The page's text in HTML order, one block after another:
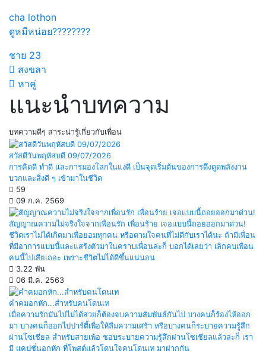
cha lothon
ดูหมีหน่อย????????
ชาย 23
สงขลา
หาคู่
แนะนำบทความ
บทความดีๆ สาระน่ารู้เกี่ยวกับเพื่อน
สวัสดีวันพฤหัสบดี 09/07/2026
การคิดดี ทำดี และการมองโลกในแง่ดี เป็นจุดเริ่มต้นของการดึงดูดพลังงาน
บวกและสิ่งดี ๆ เข้ามาในชีวิต
59
09 ก.ค. 2569
สัญญาณความไม่จริงใจจากเพื่อนรัก เพื่อนร้าย เจอแบบนี้ถอยออกมาด่วน!
ชีวิตเราไม่ได้เกิดมาเพื่อยอมทุกคน หรือตามใจคนที่ไม่ดีกับเราได้นะ ถ้ามีเพื่อน
ที่มีอาการแบบนี้และแสร้งตัวมาในคราบเพื่อนล่ะก็ บอกได้เลยว่า เลิกคบเพื่อน
คนนี้ไปเสียเถอะ เพราะชีวิตไม่ได้ดีขึ้นแน่นอน
3.22 พัน
06 มี.ค. 2563
คำคมอกหัก...สำหรับคนโดนเท
เมื่อความรักมันไปไม่ได้สวยก็ต้องจบความสัมพันธ์กันไป บางคนก็ร้องไห้ออก
มา บางคนก็ออกไปปาร์ตี้เพื่อให้ลืมความเศร้า หรือบางคนก็ระบายความรู้สึก
ผ่านโซเชียล สำหรับสายเพ้อ ชอบระบายความรู้สึกผ่านโซเชียลแล้วล่ะก็ เรา
มี แคปชั่นอกหัก ที่โพสต์แล้วโดนใจคนโดนเท มาฝากกัน